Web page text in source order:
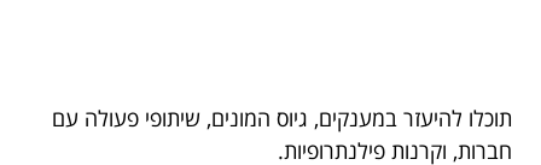
תוכלו להיעזר במענקים, גיוס המונים, שיתופי פעולה עם
חברות, וקרנות פילנתרופיות.